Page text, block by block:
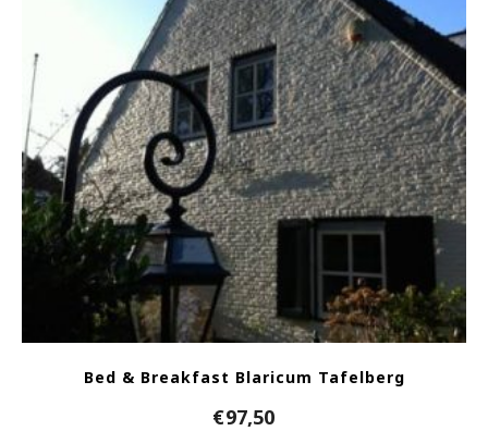
Bed & Breakfast Blaricum Tafelberg
€97,50